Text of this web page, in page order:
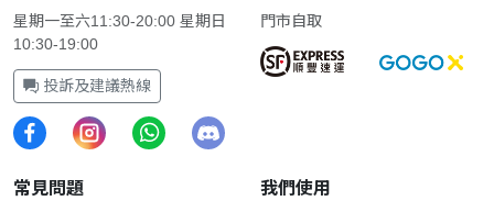
星期一至六11:30-20:00 星期日
10:30-19:00
投訴及建議熱線
門市自取
常見問題 我們使用